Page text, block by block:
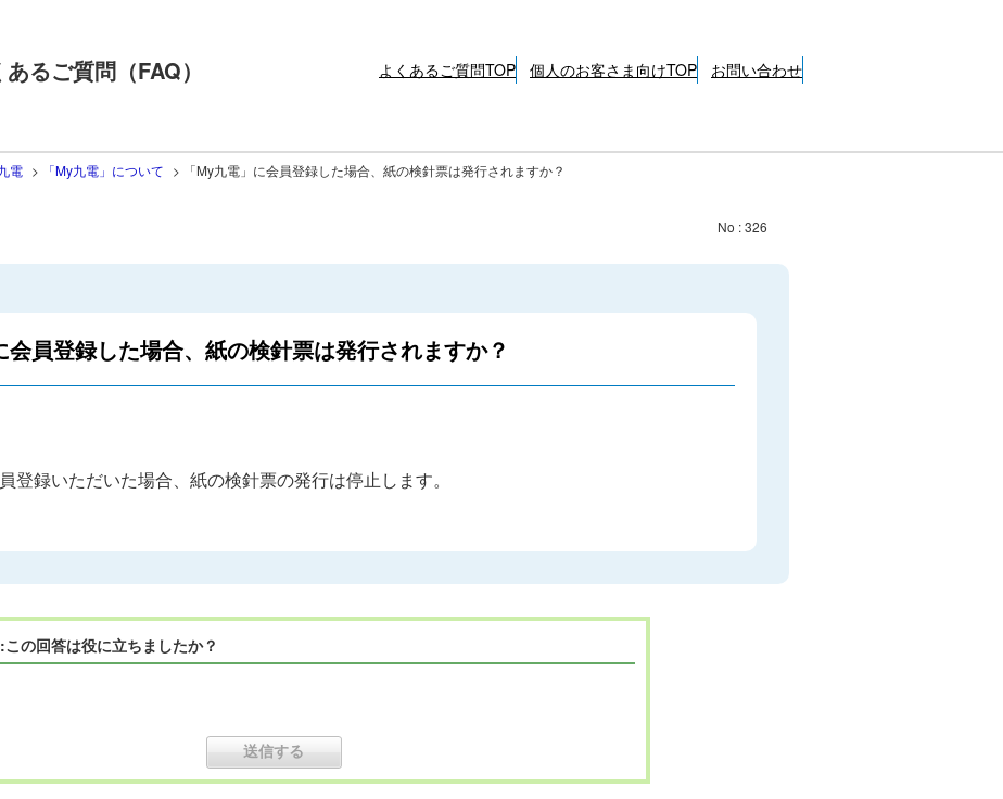
あるご質問（FAQ） よくあるご質問TOP 個人のお客さま向けTOP お問い合わせ
電 > 「My九電」について > 「My九電」に会員登録した場合、紙の検針票は発行されますか？
No : 326
会員登録した場合、紙の検針票は発行されますか？
登録いただいた場合、紙の検針票の発行は停止します。
の回答は役に立ちましたか？